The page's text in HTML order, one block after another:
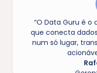
“O Data Guru é o
que conecta
num só lugar,